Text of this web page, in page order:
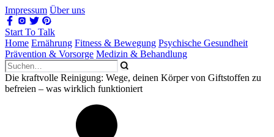
Impressum Über uns
Start To Talk
Home Ernährung Fitness & Bewegung Psychische Gesundheit
Prävention & Vorsorge Medizin & Behandlung
Die kraftvolle Reinigung: Wege, deinen Körper von Giftstoffen zu
befreien – was wirklich funktioniert